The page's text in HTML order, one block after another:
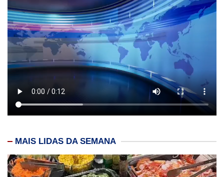
MAIS LIDAS DA SEMANA